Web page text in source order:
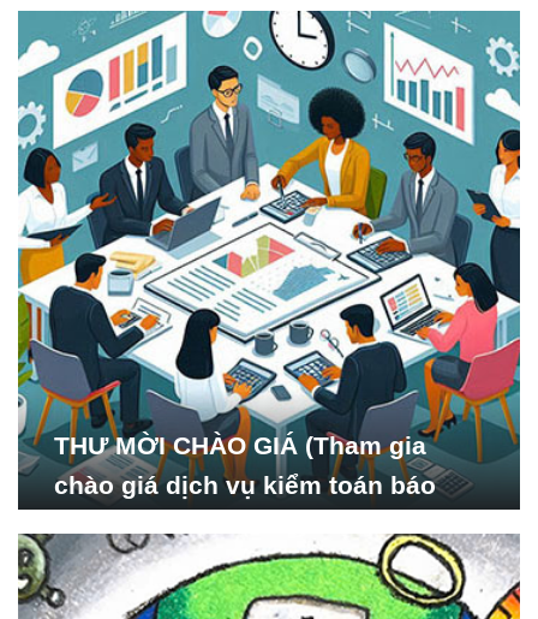
viết
THƯ MỜI CHÀO GIÁ (Tham gia
chào giá dịch vụ kiểm toán báo
Nghiên cứu Phát triển Xã
hội_ISDS)